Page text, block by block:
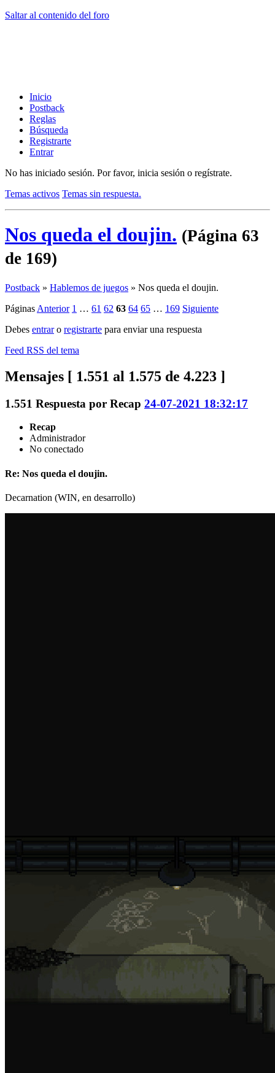
Saltar al contenido del foro
Inicio
Postback
Reglas
Búsqueda
Registrarte
Entrar
No has iniciado sesión. Por favor, inicia sesión o regístrate.
Temas activos Temas sin respuesta.
Nos queda el doujin. (Página 63
de 169)
Postback » Hablemos de juegos » Nos queda el doujin.
Páginas Anterior 1 … 61 62 63 64 65 … 169 Siguiente
Debes entraro registrarte para enviar una respuesta
Feed RSS del tema
Mensajes [ 1.551 al 1.575 de 4.223 ]
1.551 Respuesta por Recap 24-07-2021 18:32:17
Recap
Administrador
No conectado
Re: Nos queda el doujin.
Decarnation (WIN, en desarrollo)